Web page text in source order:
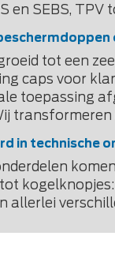
en SEBS,
tot een
caps voor
toepassing
in technische
allerlei